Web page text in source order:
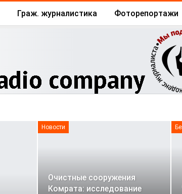
Граж. журналистика Фоторепортажи
Новости
Очистные сооружения
Комрата: исследование